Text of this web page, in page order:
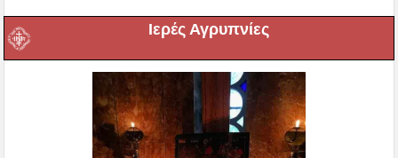
Ιερές Αγρυπνίες